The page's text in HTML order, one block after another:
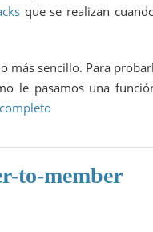
que se realizan
más sencillo. Para
le pasamos una
to-member